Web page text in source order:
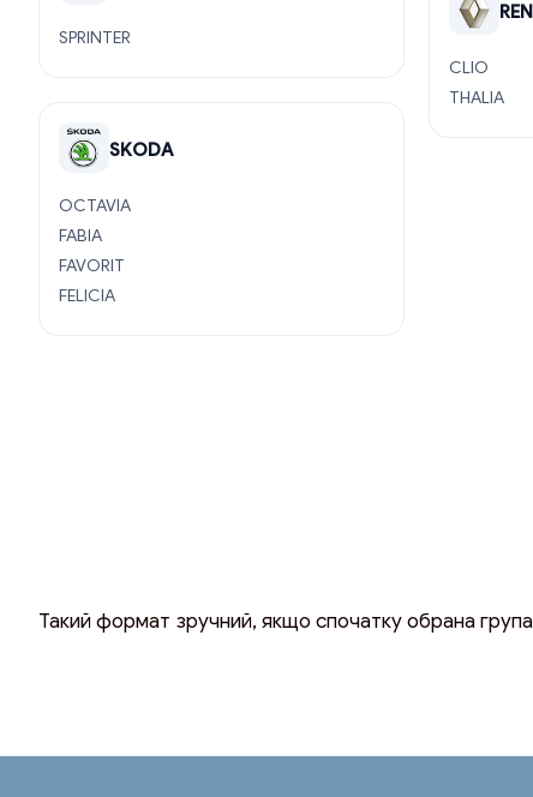
SPRINTER
CLIO
THALIA
SKODA
OCTAVIA
FABIA
FAVORIT
FELICIA
Такий формат зручний, якщо спочатку обрана